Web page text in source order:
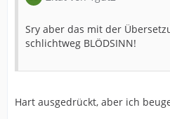
Sry aber das mit der
schlichtweg BLÖDSINN!
Hart ausgedrückt, aber ich